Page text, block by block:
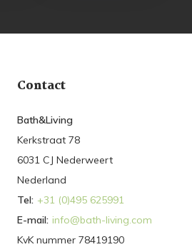
Contact
Bath&Living
Kerkstraat 78
6031 CJ Nederweert
Nederland
Tel: +31 (0)495 625991
E-mail: info@bath-living.com
KvK nummer 78419190